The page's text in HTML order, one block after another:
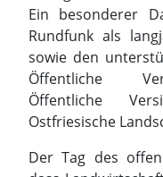
Der Tag des
dass
wird, wenn sie
Die hohe
positiven
Bedeutung solcher
für zukünftige